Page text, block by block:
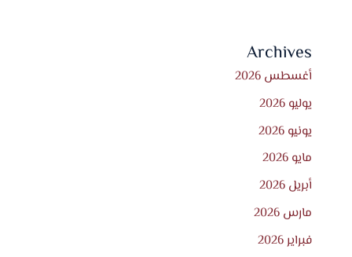
Archives
أغسطس 2026
يوليو 2026
يونيو 2026
مايو 2026
أبريل 2026
مارس 2026
فبراير 2026